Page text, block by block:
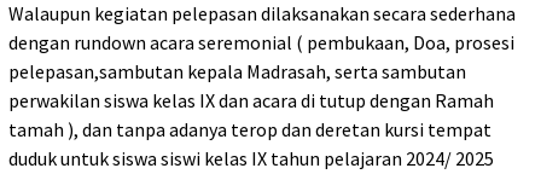
Walaupun kegiatan pelepasan dilaksanakan secara sederhana
dengan rundown acara seremonial ( pembukaan, Doa, prosesi
pelepasan,sambutan kepala Madrasah, serta sambutan
perwakilan siswa kelas IX dan acara di tutup dengan Ramah
tamah ), dan tanpa adanya terop dan deretan kursi tempat
duduk untuk siswa siswi kelas IX tahun pelajaran 2024/ 2025